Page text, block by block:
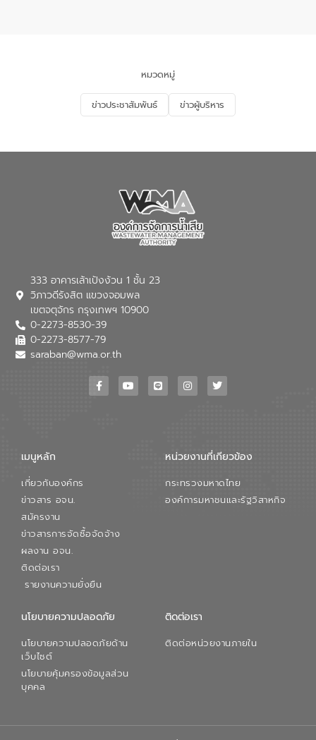
จัดการน้ำเสียและสร้างจิตสำนึกในการ
อนุรักษ์สิ่งแวดล้อม ในหัวข้อ “น้ำเสียชุมชน
และการบำบัดน้ำเสียเบื้องต้น” โดยให้ความรู้
เกี่ยวกับสาเหตุและผลกระทบของน้ำเสีย
ณ เทศบาลตำบลบางเลน จังหวัดนครปฐม
หมวดหมู่
ข่าวประชาสัมพันธ์ ข่าวผู้บริหาร
333 อาคารเล้าเป้งง้วน 1 ชั้น 23
วิภาวดีรังสิต แขวงจอมพล
เขตจตุจักร กรุงเทพฯ 10900
0-2273-8530-39
0-2273-8577-79
saraban@wma.or.th
เมนูหลัก
เกี่ยวกับองค์กร
ข่าวสาร อจน.
สมัครงาน
ข่าวสารการจัดซื้อจัดจ้าง
ผลงาน อจน.
ติดต่อเรา
รายงานความยั่งยืน
หน่วยงานที่เกียวข้อง
กระทรวงมหาดไทย
องค์การมหาชนและรัฐวิสาหกิจ
นโยบายความปลอดภัย
นโยบายความปลอดภัยด้าน
เว็บไซต์
นโยบายคุ้มครองข้อมูลส่วน
บุคคล
ติดต่อเรา
ติดต่อหน่วยงานภายใน